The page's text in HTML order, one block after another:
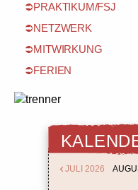
PRAKTIKUM/FSJ
NETZWERK
MITWIRKUNG
FERIEN
JULI 2026